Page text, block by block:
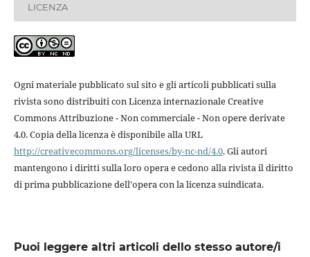
LICENZA
Ogni materiale pubblicato sul sito e gli articoli pubblicati sulla
rivista sono distribuiti con Licenza internazionale Creative
Commons Attribuzione - Non commerciale - Non opere derivate
4.0. Copia della licenza è disponibile alla URL
http://creativecommons.org/licenses/by-nc-nd/4.0. Gli autori
mantengono i diritti sulla loro opera e cedono alla rivista il diritto
di prima pubblicazione dell'opera con la licenza suindicata.
Puoi leggere altri articoli dello stesso autore/i